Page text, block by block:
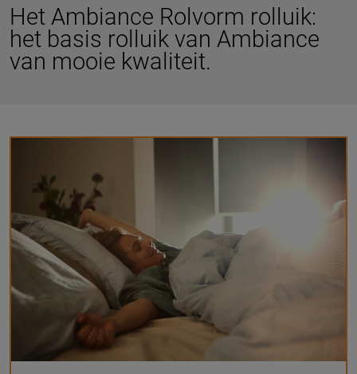
Het Ambiance Rolvorm rolluik:
het basis rolluik van Ambiance
van mooie kwaliteit.